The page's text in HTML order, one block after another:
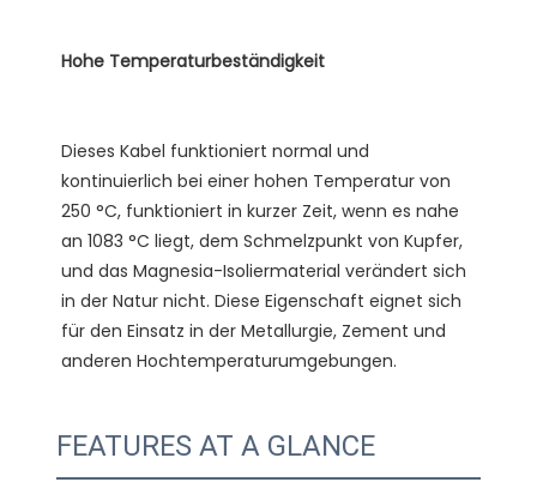
Dieses Kabel funktioniert normal und
kontinuierlich bei einer hohen Temperatur von
250 °C, funktioniert in kurzer Zeit, wenn es nahe
an 1083 °C liegt, dem Schmelzpunkt von Kupfer,
und das Magnesia-Isoliermaterial verändert sich
in der Natur nicht. Diese Eigenschaft eignet sich
für den Einsatz in der Metallurgie, Zement und
FEATURES AT A GLANCE